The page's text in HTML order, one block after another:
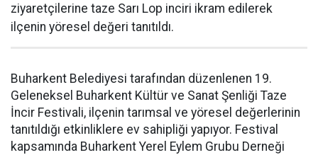
ziyaretçilerine taze Sarı Lop inciri ikram edilerek
ilçenin yöresel değeri tanıtıldı.
Buharkent Belediyesi tarafından düzenlenen 19.
Geleneksel Buharkent Kültür ve Sanat Şenliği Taze
İncir Festivali, ilçenin tarımsal ve yöresel değerlerinin
tanıtıldığı etkinliklere ev sahipliği yapıyor. Festival
kapsamında Buharkent Yerel Eylem Grubu Derneği